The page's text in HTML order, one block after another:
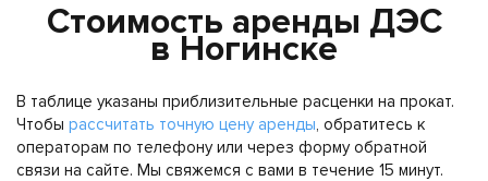
Стоимость аренды ДЭС
в Ногинске
В таблице указаны приблизительные расценки на прокат.
Чтобы рассчитать точную цену аренды, обратитесь к
операторам по телефону или через форму обратной
связи на сайте. Мы свяжемся с вами в течение 15 минут.